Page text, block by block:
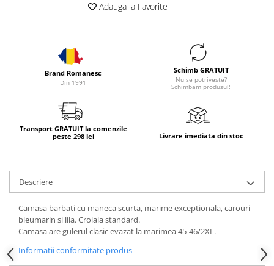
Adauga la Favorite
Brand Romanesc
Din 1991
Schimb GRATUIT
Nu se potriveste?
Schimbam produsul!
Transport GRATUIT la comenzile
peste 298 lei
Livrare imediata din stoc
Descriere
Camasa barbati cu maneca scurta, marime exceptionala, carouri
bleumarin si lila. Croiala standard.
Camasa are gulerul clasic evazat la marimea 45-46/2XL.
Informatii conformitate produs